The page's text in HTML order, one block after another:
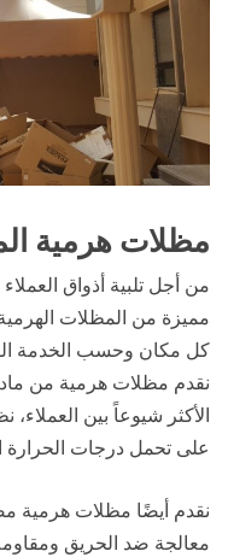
مظلات هرمية
من أجل تلبية أذواق
مميزة من المظلات
كل مكان وحسب الخدمة
نقدم مظلات هرمية من
الأكثر شيوعاً بين العملاء،
على تحمل درجات الحرارة
نقدم أيضًا مظلات هرمية
معالجة ضد الحريق